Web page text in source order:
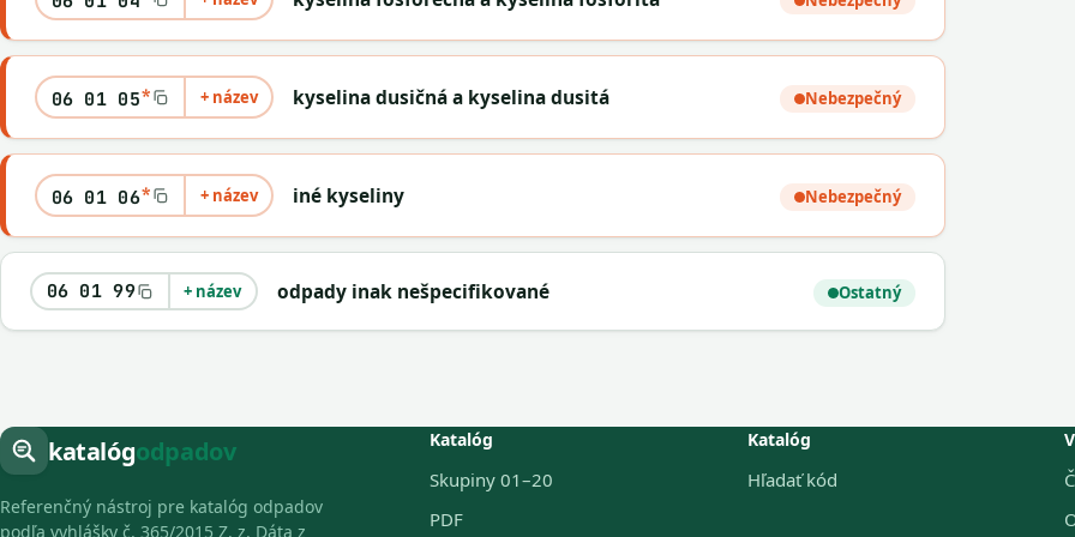
06 01 05* + název kyselina dusičná a kyselina dusitá Nebezpečný
06 01 06* + název iné kyseliny Nebezpečný
06 01 99 + název odpady inak nešpecifikované Ostatný
katalógodpadov
Referenčný nástroj pre katalóg odpadov
podľa vyhlášky č. 365/2015 Z. z. Dáta z
Katalóg
Skupiny 01–20
PDF
Katalóg
Hľadať kód